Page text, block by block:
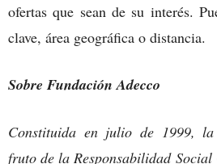
ofertas que sean de su interés.
clave, área geográfica o distancia.
Sobre Fundación Adecco
Constituida en julio de 1999, la
fruto de la Responsabilidad